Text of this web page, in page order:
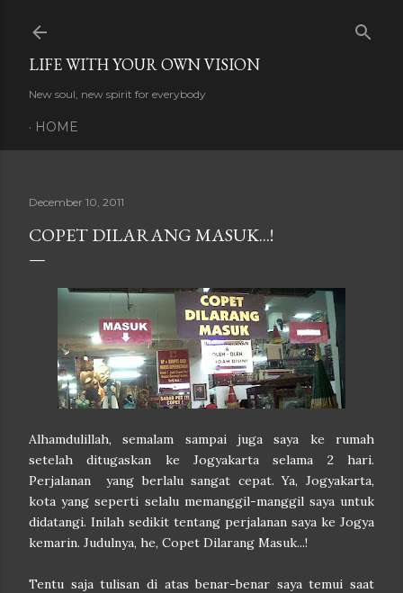
LIFE WITH YOUR OWN VISION
New soul, new spirit for everybody
HOME
December 10, 2011
COPET DILARANG MASUK...!
Alhamdulillah, semalam sampai juga saya ke rumah
setelah ditugaskan ke Jogyakarta selama 2 hari.
Perjalanan yang berlalu sangat cepat. Ya, Jogyakarta,
kota yang seperti selalu memanggil-manggil saya untuk
didatangi. Inilah sedikit tentang perjalanan saya ke Jogya
kemarin. Judulnya, he, Copet Dilarang Masuk...!
Tentu saja tulisan di atas benar-benar saya temui saat